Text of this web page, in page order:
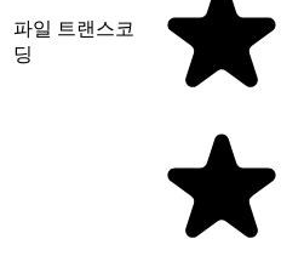
파일 트랜스코
딩